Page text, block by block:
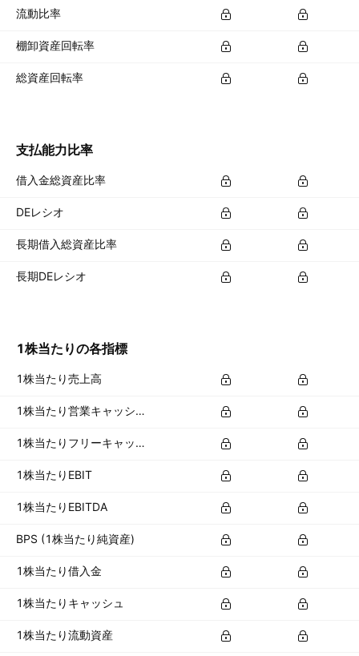
流動比率
棚卸資産回転率
総資産回転率
支払能力比率
借入金総資産比率
DEレシオ
長期借入総資産比率
長期DEレシオ
1株当たりの各指標
1株当たり売上高
1株当たり営業キャッシュフロー
1株当たりフリーキャッシュフロー
1株当たりEBIT
1株当たりEBITDA
BPS (1株当たり純資産)
1株当たり借入金
1株当たりキャッシュ
1株当たり流動資産